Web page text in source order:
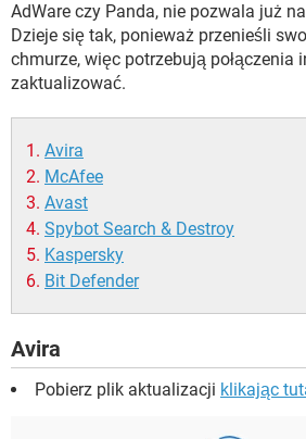
AdWare czy Panda, nie pozwala już
Dzieje się tak, ponieważ przenieśli
chmurze, więc potrzebują połączenia
zaktualizować.
Avira
McAfee
Avast
Spybot Search & Destroy
Kaspersky
Bit Defender
Avira
Pobierz plik aktualizacji klikając